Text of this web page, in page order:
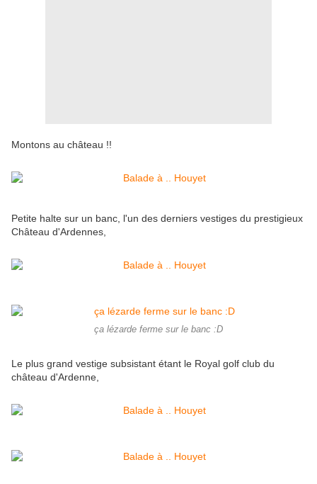
Montons au château !!
Petite halte sur un banc, l'un des derniers vestiges du prestigieux
Château d'Ardennes,
ça lézarde ferme sur le banc :D
Le plus grand vestige subsistant étant le Royal golf club du
château d'Ardenne,